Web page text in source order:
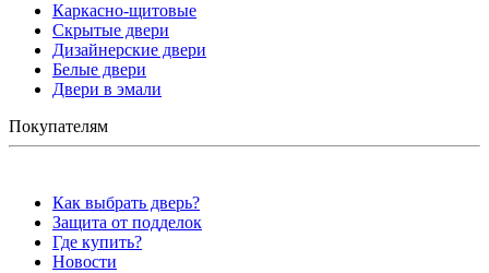
Каркасно-щитовые
Скрытые двери
Дизайнерские двери
Белые двери
Двери в эмали
Покупателям
Как выбрать дверь?
Защита от подделок
Где купить?
Новости